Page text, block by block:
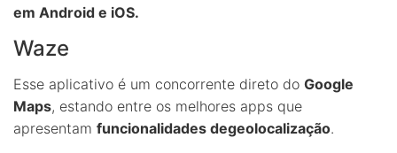
em Android e iOS.
Waze
Esse aplicativo é um concorrente direto do Google
Maps, estando entre os melhores apps que
apresentam funcionalidades degeolocalização.